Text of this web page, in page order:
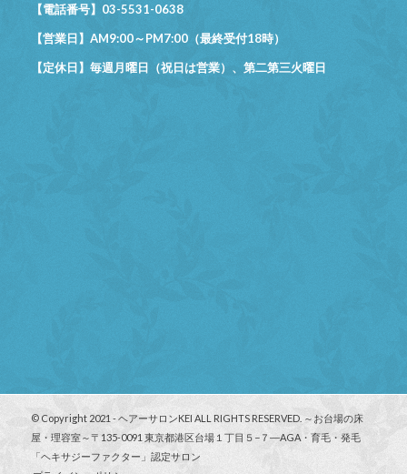
【電話番号】03-5531-0638
【営業日】AM9:00～PM7:00（最終受付18時）
【定休日】毎週月曜日（祝日は営業）、第二第三火曜日
© Copyright 2021 - ヘアーサロンKEI ALL RIGHTS RESERVED. ～お台場の床
屋・理容室～〒135-0091 東京都港区台場１丁目５−７―AGA・育毛・発毛
「ヘキサジーファクター」認定サロン